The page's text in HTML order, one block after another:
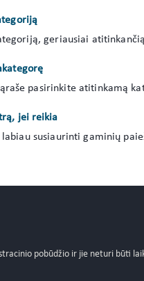
geriausiai
pasirinkite atitinkamą
jei reikia
susiaurinti gaminių
pobūdžio ir jie neturi būti